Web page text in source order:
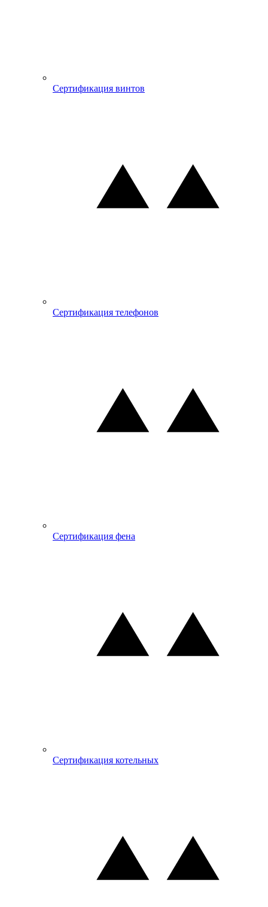
Сертификация винтов
Сертификация телефонов
Сертификация фена
Сертификация котельных